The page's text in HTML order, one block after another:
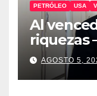
PETRÓLEO USA
Al
riquezas
AGOSTO 5,